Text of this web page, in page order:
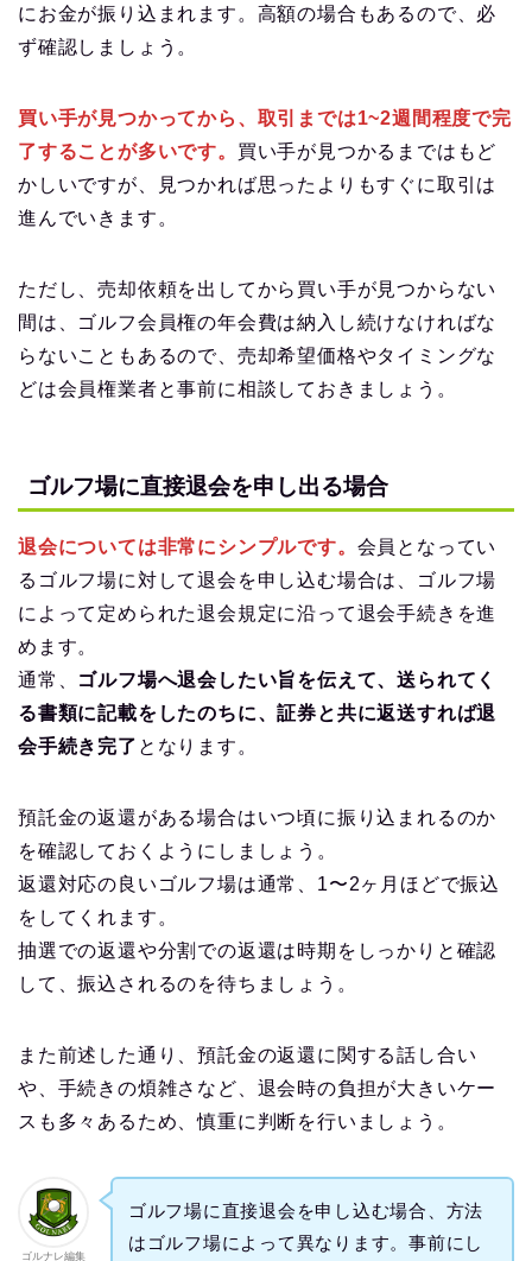
にお金が振り込まれます。高額の場合もあるので、必
ず確認しましょう。
買い手が見つかってから、取引までは1~2週間程度で完
了することが多いです。 買い手が見つかるまではもど
かしいですが、見つかれば思ったよりもすぐに取引は
進んでいきます。
ただし、売却依頼を出してから買い手が見つからない
間は、ゴルフ会員権の年会費は納入し続けなければな
らないこともあるので、売却希望価格やタイミングな
どは会員権業者と事前に相談しておきましょう。
ゴルフ場に直接退会を申し出る場合
退会については非常にシンプルです。 会員となってい
るゴルフ場に対して退会を申し込む場合は、ゴルフ場
によって定められた退会規定に沿って退会手続きを進
めます。
通常、 ゴルフ場へ退会したい旨を伝えて、送られてく
る書類に記載をしたのちに、証券と共に返送すれば退
会手続き完了 となります。
預託金の返還がある場合はいつ頃に振り込まれるのか
を確認しておくようにしましょう。
返還対応の良いゴルフ場は通常、1〜2ヶ月ほどで振込
をしてくれます。
抽選での返還や分割での返還は時期をしっかりと確認
して、振込されるのを待ちましょう。
また前述した通り、預託金の返還に関する話し合い
や、手続きの煩雑さなど、退会時の負担が大きいケー
スも多々あるため、慎重に判断を行いましょう。
ゴルナレ編集
ゴルフ場に直接退会を申し込む場合、方法
はゴルフ場によって異なります。事前にし